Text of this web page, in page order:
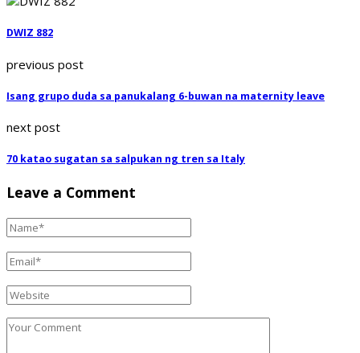
DWIZ 882
previous post
Isang grupo duda sa panukalang 6-buwan na maternity leave
next post
70 katao sugatan sa salpukan ng tren sa Italy
Leave a Comment